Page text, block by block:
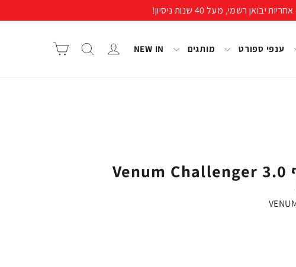
ענפי ספורט מותגים NEW IN התחבר/י חיפוש
כפפות איגרוף Venum Challenger 3.0